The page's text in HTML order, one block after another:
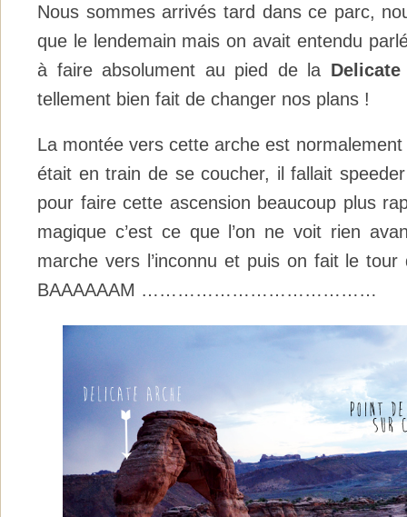
Nous sommes arrivés tard dans ce parc,
que le lendemain mais on avait entendu
à faire absolument au pied de la
tellement bien fait de changer nos plans !
La montée vers cette arche est normalement
était en train de se coucher, il fallait
pour faire cette ascension beaucoup plus
magique c’est ce que l’on ne voit rien
marche vers l’inconnu et puis on fait le tour
BAAAAAAM …………………………………